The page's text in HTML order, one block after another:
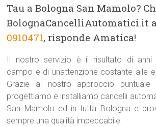
Tau a Bologna San Mamolo?
BolognaCancelliAutomatici.it
0910471, risponde Amatica!
Il nostro servizio è il risultato di anni
campo e di unattenzione costante alle
Grazie al nostro approccio puntuale
progettiamo e installiamo cancelli
San Mamolo ed in tutta Bologna e
sempre una qualità impeccabile.